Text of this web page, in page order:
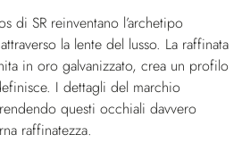
di SR reinventano l’archetipo
la lente del lusso. La raffinata
in oro galvanizzato, crea un profilo
I dettagli del marchio
questi occhiali davvero
raffinatezza.